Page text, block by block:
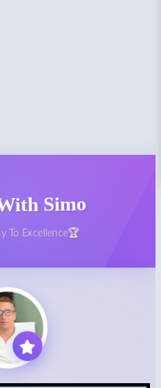
Simo
🏆Your Pathway To Excellence🏆